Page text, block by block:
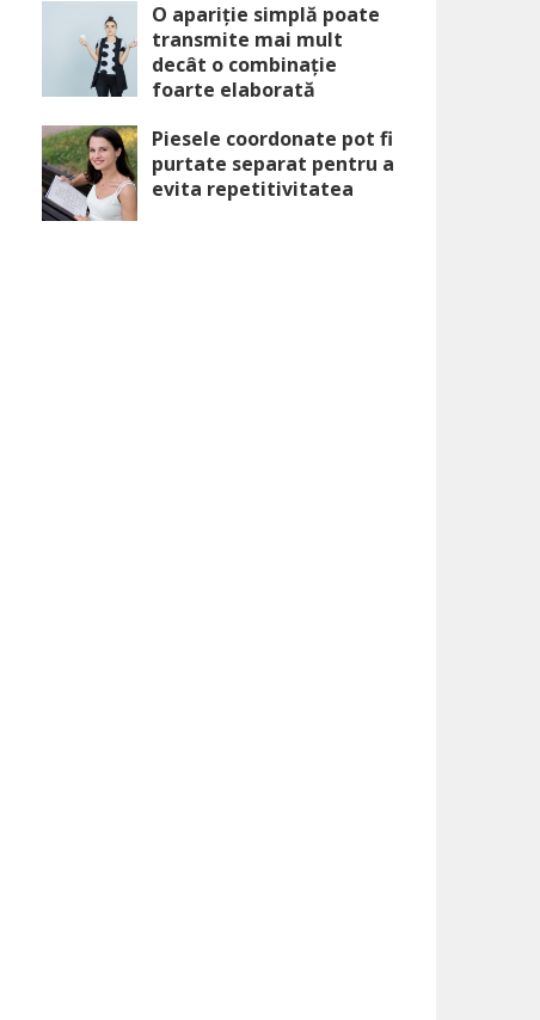
O apariție simplă poate
transmite mai mult
decât o combinație
foarte elaborată
Piesele coordonate pot fi
purtate separat pentru a
evita repetitivitatea